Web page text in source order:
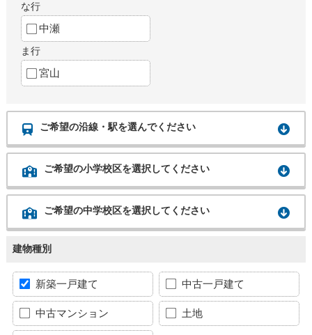
な行
中瀬
ま行
宮山
ご希望の沿線・駅を選んでください
ご希望の小学校区を選択してください
ご希望の中学校区を選択してください
建物種別
新築一戸建て 中古一戸建て
中古マンション 土地